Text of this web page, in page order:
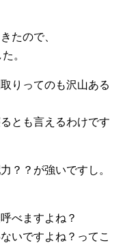
たので、
。
りってのも沢山ある
とも言えるわけです
？？が強いですし。
べますよね？
いですよね？ってこ